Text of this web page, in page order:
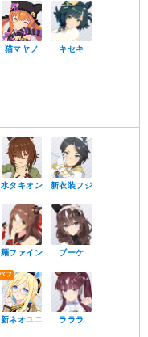
猫マヤノ キセキ
水タキオン 新衣装フジ
麺ファイン ブーケ
新ネオユニ ラララ